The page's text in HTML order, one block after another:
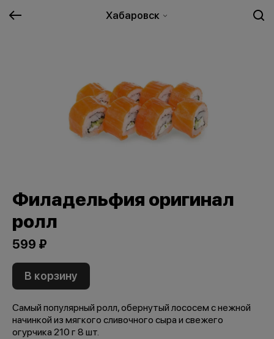
Хабаровск
Филадельфия оригинал
ролл
599 ₽
В корзину
Самый популярный ролл, обернутый лососем с нежной
начинкой из мягкого сливочного сыра и свежего
огурчика 210 г 8 шт.